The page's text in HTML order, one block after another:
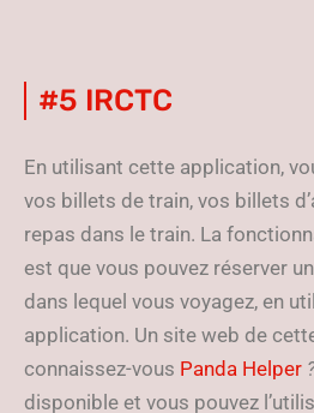
#5 IRCTC
En utilisant cette application,
vos billets de train, vos billets
repas dans le train. La
est que vous pouvez réserver
dans lequel vous voyagez, en
application. Un site web de
connaissez-vous Panda Helper
disponible et vous pouvez